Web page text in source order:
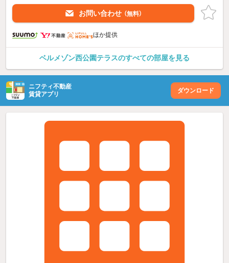
お問い合わせ （無料）
ほか提供
ベルメゾン西公園テラスのすべての部屋を見る
ニフティ不動産
賃貸アプリ
ダウンロード